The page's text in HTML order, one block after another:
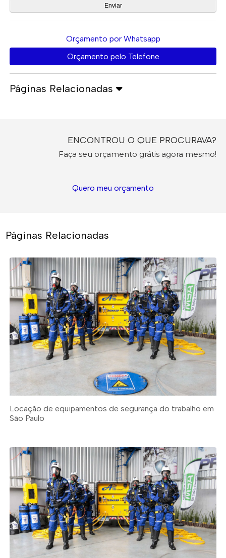
Orçamento por Whatsapp
Orçamento pelo Telefone
Páginas Relacionadas
ENCONTROU O QUE PROCURAVA?
Faça seu orçamento grátis agora mesmo!
Quero meu orçamento
Páginas Relacionadas
Locação de equipamentos de segurança do trabalho em
São Paulo